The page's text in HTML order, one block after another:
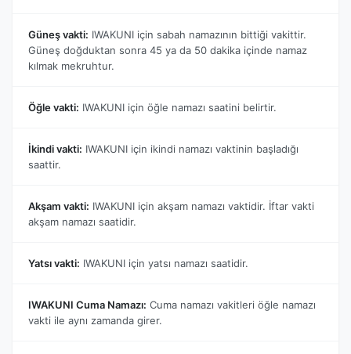
Güneş vakti: IWAKUNI için sabah namazının bittiği vakittir.
Güneş doğduktan sonra 45 ya da 50 dakika içinde namaz
kılmak mekruhtur.
Öğle vakti: IWAKUNI için öğle namazı saatini belirtir.
İkindi vakti: IWAKUNI için ikindi namazı vaktinin başladığı
saattir.
Akşam vakti: IWAKUNI için akşam namazı vaktidir. İftar vakti
akşam namazı saatidir.
Yatsı vakti: IWAKUNI için yatsı namazı saatidir.
IWAKUNI Cuma Namazı: Cuma namazı vakitleri öğle namazı
vakti ile aynı zamanda girer.